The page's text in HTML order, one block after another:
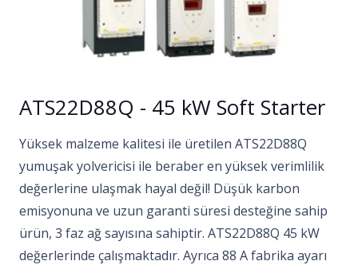
ATS22D88Q - 45 kW Soft Starter
Yüksek malzeme kalitesi ile üretilen ATS22D88Q
yumuşak yolvericisi ile beraber en yüksek verimlilik
değerlerine ulaşmak hayal değil! Düşük karbon
emisyonuna ve uzun garanti süresi desteğine sahip
ürün, 3 faz ağ sayısına sahiptir. ATS22D88Q 45 kW
değerlerinde çalışmaktadır. Ayrıca 88 A fabrika ayarı